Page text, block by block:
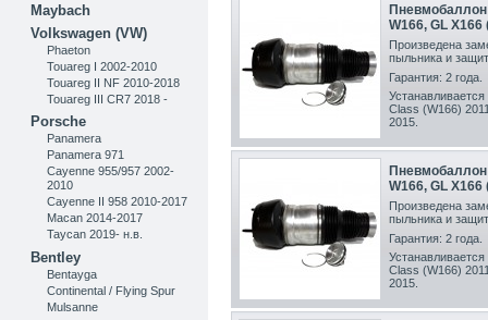
Maybach
Volkswagen (VW)
Phaeton
Touareg I 2002-2010
Touareg II NF 2010-2018
Touareg III CR7 2018 -
Porsche
Panamera
Panamera 971
Cayenne 955/957 2002-
2010
Cayenne II 958 2010-2017
Macan 2014-2017
Taycan 2019- н.в.
Bentley
Bentayga
Continental / Flying Spur
Mulsanne
Пневмобаллон
W166, GL
Произведена
пыльника и
Гарантия: 2 года.
Class (W166)
2015.
W166, GL
Произведена
пыльника и
Гарантия: 2 года.
Class (W166)
2015.